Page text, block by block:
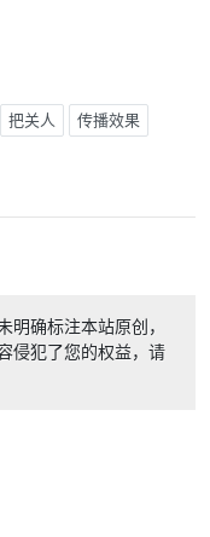
把关人 传播效果
明确标注本站原创，
侵犯了您的权益，请